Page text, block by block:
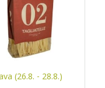
(26.8. - 28.8.)